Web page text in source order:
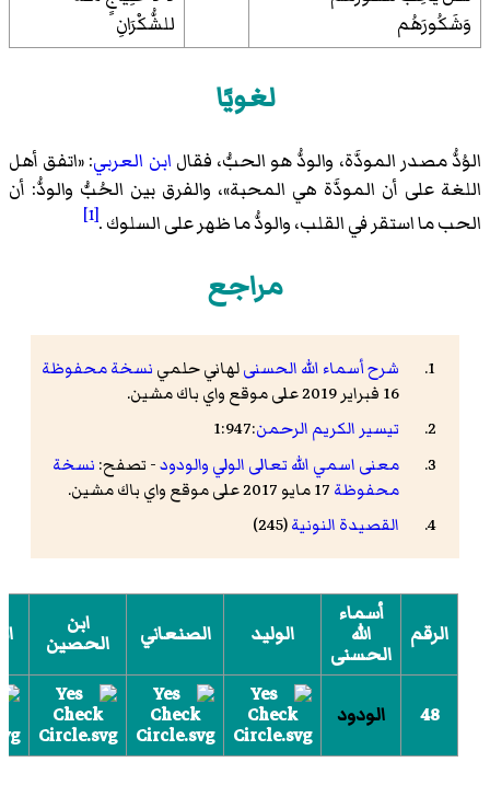
وَشَكُورَهُم
للشُّكْرَانِ
لغويًا
الوُدُّ مصدر المودَّة، والودُّ هو الحبُّ، فقال ابن العربي: «اتفق أهل
اللغة على أن المودَّة هي المحبة»، والفرق بين الحُبُّ والودُّ: أن
الحب ما استقر في القلب، والودُّ ما ظهر على السلوك .[1]
مراجع
شرح أسماء الله الحسنىلهاني حلمي نسخة محفوظة
16 فبراير 2019 على موقع واي باك مشين.
تيسير الكريم الرحمن:1:947
معنى اسمي الله تعالى الولي والودود- تصفح: نسخة
محفوظة
القصيدة النونية(245)
الرقم
أسماء
الله
الحسنى
الوليد الصنعاني ابن
الحصين
48 الودود